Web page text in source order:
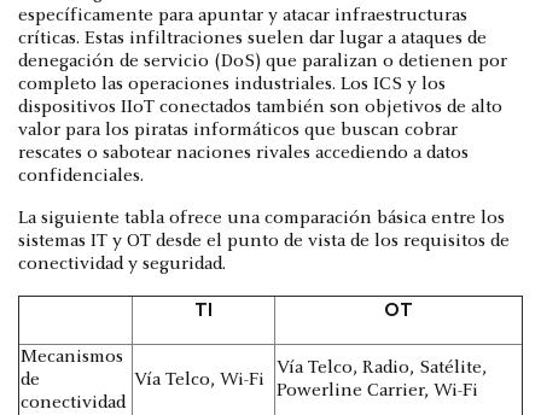
específicamente para apuntar y atacar infraestructuras
críticas. Estas infiltraciones suelen dar lugar a ataques de
denegación de servicio (DoS) que paralizan o detienen por
completo las operaciones industriales. Los ICS y los
dispositivos IIoT conectados también son objetivos de alto
valor para los piratas informáticos que buscan cobrar
rescates o sabotear naciones rivales accediendo a datos
confidenciales.
La siguiente tabla ofrece una comparación básica entre los
sistemas IT y OT desde el punto de vista de los requisitos de
conectividad y seguridad.
TI OT
Mecanismos
de
conectividad
Vía Telco, Wi-Fi
Vía Telco, Radio, Satélite,
Powerline Carrier, Wi-Fi